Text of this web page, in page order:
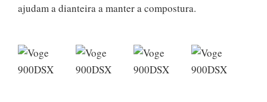
ajudam a dianteira a manter a compostura.